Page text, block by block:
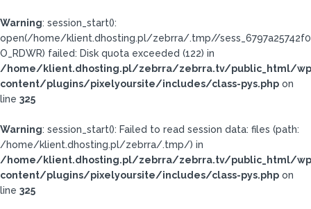
Warning: session_start():
open(/home/klient.dhosting.pl/zebrra/.tmp//
O_RDWR) failed: Disk quota exceeded (122) in
/home/klient.dhosting.pl/zebrra/zebrra.tv/public_html/
content/plugins/pixelyoursite/includes/class-pys.php on
line 325
Warning: session_start(): Failed to read session data: files (path:
/home/klient.dhosting.pl/zebrra/.tmp/) in
/home/klient.dhosting.pl/zebrra/zebrra.tv/public_html/
content/plugins/pixelyoursite/includes/class-pys.php on
line 325